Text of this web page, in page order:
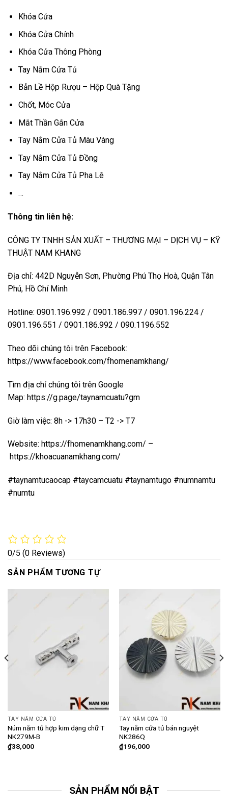
Khóa Cửa
Khóa Cửa Chính
Khóa Cửa Thông Phòng
Tay Nắm Cửa Tủ
Bản Lề Hộp Rượu – Hộp Quà Tặng
Chốt, Móc Cửa
Mắt Thần Gắn Cửa
Tay Nắm Cửa Tủ Màu Vàng
Tay Nắm Cửa Tủ Đồng
Tay Nắm Cửa Tủ Pha Lê
…
Thông tin liên hệ:
CÔNG TY TNHH SẢN XUẤT – THƯƠNG MẠI – DỊCH VỤ – KỸ
THUẬT NAM KHANG
Địa chỉ: 442D Nguyễn Sơn, Phường Phú Thọ Hoà, Quận Tân
Phú, Hồ Chí Minh
Hotline: 0901.196.992 / 0901.186.997 / 0901.196.224 /
0901.196.551 / 0901.186.992 / 090.1196.552
Theo dõi chúng tôi trên Facebook:
https://www.facebook.com/fhomenamkhang/
Tìm địa chỉ chúng tôi trên Google
Map: https://g.page/taynamcuatu?gm
Giờ làm việc: 8h -> 17h30 – T2 -> T7
Website: https://fhomenamkhang.com/ –
https://khoacuanamkhang.com/
#taynamtucaocap #taycamcuatu #taynamtugo #numnamtu
#numtu
0/5 (0 Reviews)
SẢN PHẨM TƯƠNG TỰ
TAY NẮM CỬA TỦ
Núm nắm tủ hợp kim dạng chữ T
NK279M-B
₫38,000
TAY NẮM CỬA TỦ
Tay nắm cửa tủ bán nguyệt
NK286Q
₫196,000
SẢN PHẨM NỔI BẬT